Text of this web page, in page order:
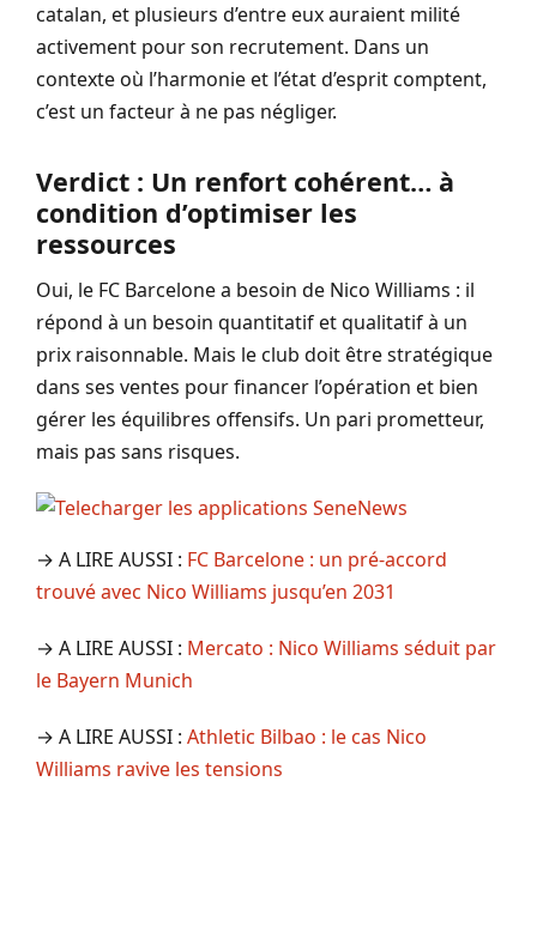
catalan, et plusieurs d’entre eux auraient milité
activement pour son recrutement. Dans un
contexte où l’harmonie et l’état d’esprit comptent,
c’est un facteur à ne pas négliger.
Verdict : Un renfort cohérent… à
condition d’optimiser les
ressources
Oui, le FC Barcelone a besoin de Nico Williams : il
répond à un besoin quantitatif et qualitatif à un
prix raisonnable. Mais le club doit être stratégique
dans ses ventes pour financer l’opération et bien
gérer les équilibres offensifs. Un pari prometteur,
mais pas sans risques.
→ A LIRE AUSSI : FC Barcelone : un pré-accord
trouvé avec Nico Williams jusqu’en 2031
→ A LIRE AUSSI : Mercato : Nico Williams séduit par
le Bayern Munich
→ A LIRE AUSSI : Athletic Bilbao : le cas Nico
Williams ravive les tensions